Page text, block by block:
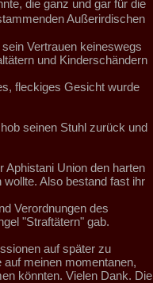
die ganz und gar für die
Außerirdischen
Vertrauen keineswegs
und Kinderschändern
fleckiges Gesicht wurde
seinen Stuhl zurück und
Aphistani Union den harten
Also bestand fast ihr
Verordnungen des
"Straftätern" gab.
auf später zu
meinen momentanen,
könnten. Vielen Dank. Die